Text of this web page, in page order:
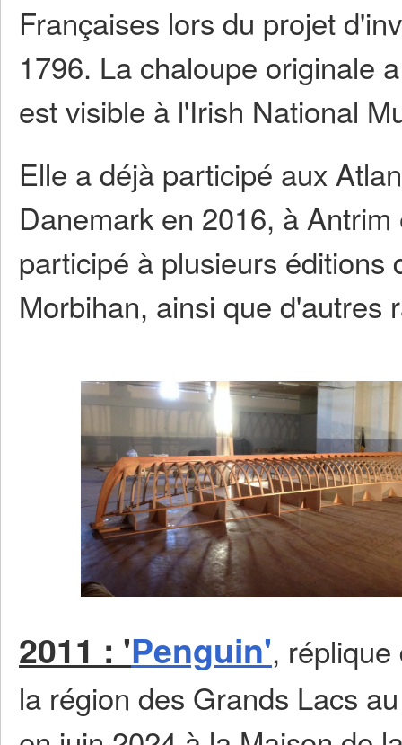
Françaises lors du projet
1796. La chaloupe originale
est visible à l'Irish National
Elle a déjà participé aux
Danemark en 2016, à
participé à plusieurs
Morbihan, ainsi que d'autres
2011 : 'Penguin',
la région des Grands Lacs